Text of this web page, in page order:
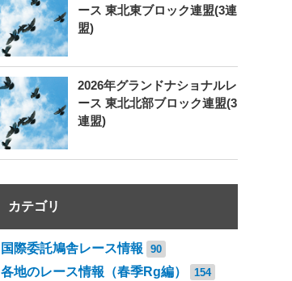
ース 東北東ブロック連盟(3連
盟)
2026年グランドナショナルレ
ース 東北北部ブロック連盟(3
連盟)
カテゴリ
国際委託鳩舎レース情報 90
各地のレース情報（春季Rg編） 154